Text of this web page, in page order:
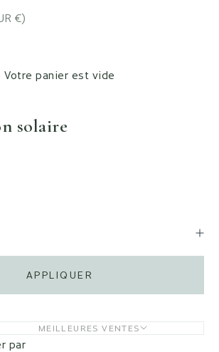
€)
Votre panier est vide
solaire
APPLIQUER
MEILLEURES VENTES
par